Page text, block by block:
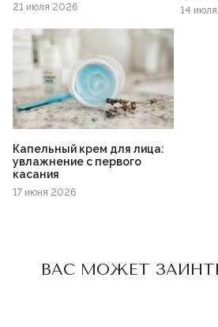
21 июля 2026 14
Капельный крем для лица:
увлажнение с первого
касания
17 июня 2026
ВАС МОЖЕТ
зарегистрируйтесь,
чтобы добавить товар в